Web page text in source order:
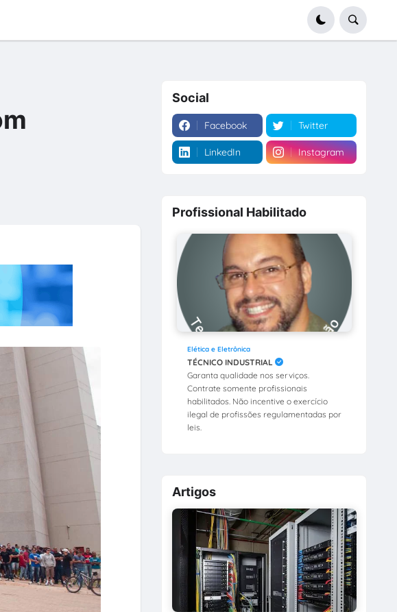
Social
Facebook Twitter
LinkedIn Instagram
Profissional Habilitado
Elética e Eletrônica
TÉCNICO INDUSTRIAL
Garanta qualidade nos serviços.
Contrate somente profissionais
habilitados. Não incentive o exercício
ilegal de profissões regulamentadas por
leis.
Artigos